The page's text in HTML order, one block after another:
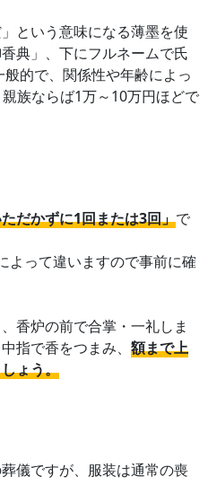
という意味になる薄墨を使
典」、下にフルネームで氏
的で、関係性や年齢によっ
族ならば1万～10万円ほどで
だかずに1回または3回」で
よって違いますので事前に確
香炉の前で合掌・一礼しま
指で香をつまみ、 額まで上
ょう。
儀ですが、服装は通常の喪